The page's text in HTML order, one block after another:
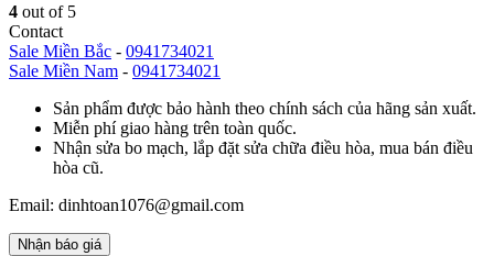
4 out of 5
Contact
Sale Miền Bắc - 0941734021
Sale Miền Nam - 0941734021
Sản phẩm được bảo hành theo chính sách của hãng sản xuất.
Miễn phí giao hàng trên toàn quốc.
Nhận sửa bo mạch, lắp đặt sửa chữa điều hòa, mua bán điều
hòa cũ.
Email: dinhtoan1076@gmail.com
Nhận báo giá